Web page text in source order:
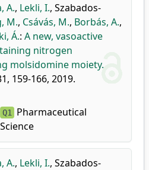
A., Lekli, I., Szabados-
M., Csávás, M., Borbás, A.,
Á.: A new, vasoactive
nitrogen
molsidomine moiety.
159-166, 2019.
Q1
Pharmaceutical
Science
A., Lekli, I., Szabados-